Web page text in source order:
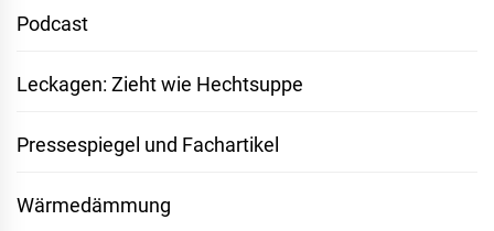
Podcast
Leckagen: Zieht wie Hechtsuppe
Pressespiegel und Fachartikel
Wärmedämmung